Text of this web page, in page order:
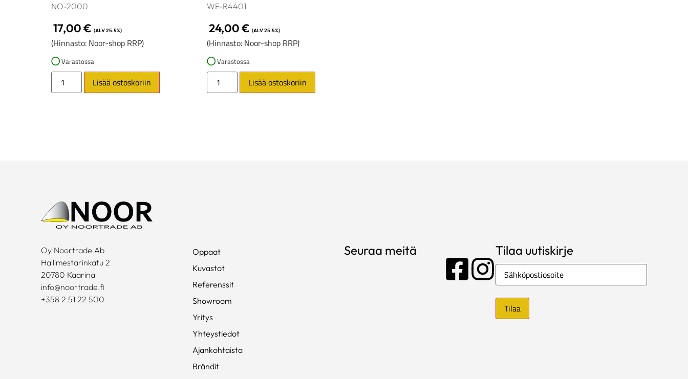
NO-2000
17,00€ (ALV 25.5%)
(Hinnasto: Noor-shop RRP)
Varastossa
Lisää ostoskoriin
WE-R4401
24,00€ (ALV 25.5%)
(Hinnasto: Noor-shop RRP)
Varastossa
Lisää ostoskoriin
Oy Noortrade Ab
Hallimestarinkatu 2
20780 Kaarina
info@noortrade.fi
+358 2 51 22 500
Oppaat
Kuvastot
Referenssit
Showroom
Yritys
Yhteystiedot
Ajankohtaista
Brändit
Seuraa meitä Tilaa uutiskirje
Sähköposti